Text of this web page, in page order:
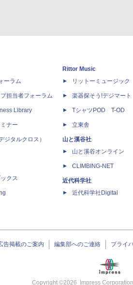
ーラム
担当者フォーラム
Library
ナー
ジタルクロス）
クス
Rittor Music
リットーミュージック
楽器探そう!デジマート
TシャツPOD T-OD
立東舎
山と溪谷社
山と溪谷オンライン
CLIMBING-NET
近代科学社
近代科学社Digital
告掲載のご案内 編集部へのご連絡 プライ
Copyright ©2026 Impress